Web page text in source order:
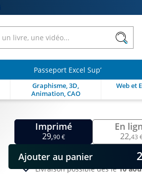
Passeport Excel Sup’
Graphisme, 3D,
Animation, CAO
Web et
Imprimé
29,90 €
Livraison possible dès le10
En
22,43
Ajouter au panier